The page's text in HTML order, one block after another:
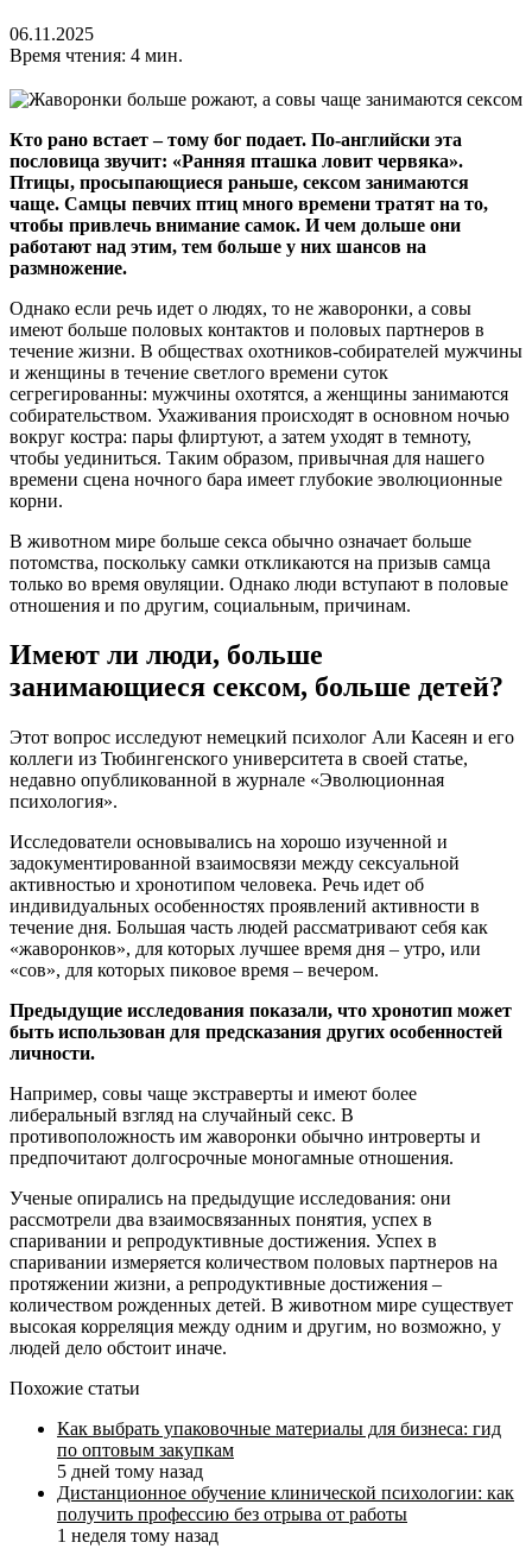
06.11.2025
Время чтения: 4 мин.
Кто рано встает – тому бог подает. По-английски эта
пословица звучит: «Ранняя пташка ловит червяка».
Птицы, просыпающиеся раньше, сексом занимаются
чаще. Самцы певчих птиц много времени тратят на то,
чтобы привлечь внимание самок. И чем дольше они
работают над этим, тем больше у них шансов на
размножение.
Однако если речь идет о людях, то не жаворонки, а совы
имеют больше половых контактов и половых партнеров в
течение жизни. В обществах охотников-собирателей мужчины
и женщины в течение светлого времени суток
сегрегированны: мужчины охотятся, а женщины занимаются
собирательством. Ухаживания происходят в основном ночью
вокруг костра: пары флиртуют, а затем уходят в темноту,
чтобы уединиться. Таким образом, привычная для нашего
времени сцена ночного бара имеет глубокие эволюционные
корни.
В животном мире больше секса обычно означает больше
потомства, поскольку самки откликаются на призыв самца
только во время овуляции. Однако люди вступают в половые
отношения и по другим, социальным, причинам.
Имеют ли люди, больше
занимающиеся сексом, больше детей?
Этот вопрос исследуют немецкий психолог Али Касеян и его
коллеги из Тюбингенского университета в своей статье,
недавно опубликованной в журнале «Эволюционная
психология».
Исследователи основывались на хорошо изученной и
задокументированной взаимосвязи между сексуальной
активностью и хронотипом человека. Речь идет об
индивидуальных особенностях проявлений активности в
течение дня. Большая часть людей рассматривают себя как
«жаворонков», для которых лучшее время дня – утро, или
«сов», для которых пиковое время – вечером.
Предыдущие исследования показали, что хронотип может
быть использован для предсказания других особенностей
личности.
Например, совы чаще экстраверты и имеют более
либеральный взгляд на случайный секс. В
противоположность им жаворонки обычно интроверты и
предпочитают долгосрочные моногамные отношения.
Ученые опирались на предыдущие исследования: они
рассмотрели два взаимосвязанных понятия, успех в
спаривании и репродуктивные достижения. Успех в
спаривании измеряется количеством половых партнеров на
протяжении жизни, а репродуктивные достижения –
количеством рожденных детей. В животном мире существует
высокая корреляция между одним и другим, но возможно, у
людей дело обстоит иначе.
Похожие статьи
Как выбрать упаковочные материалы для бизнеса: гид
по оптовым закупкам
5 дней тому назад
Дистанционное обучение клинической психологии: как
получить профессию без отрыва от работы
1 неделя тому назад